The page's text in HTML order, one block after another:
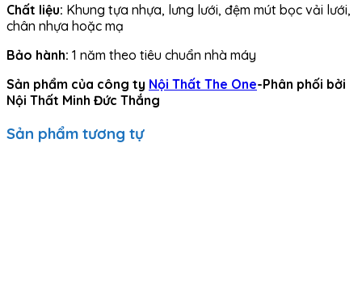
Chất liệu: Khung tựa nhựa, lưng lưới, đệm mút bọc vải lưới,
chân nhựa hoặc mạ
Bảo hành: 1 năm theo tiêu chuẩn nhà máy
Sản phẩm của công ty Nội Thất The One-Phân phối bởi
Nội Thất Minh Đức Thắng
Sản phẩm tương tự